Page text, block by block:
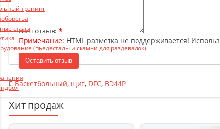
тренинг
столы
(пьедесталы и скамьи для раздевалок)
Ваш отзыв:
Примечание: HTML разметка не поддерживается!
Оставить отзыв
Баскетбольный, щит, DFC, BD44P
Хит продаж